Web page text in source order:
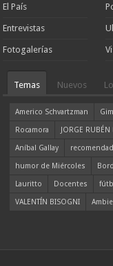
El País
Entrevistas
Fotogalerías
Temas Nuevos
Americo Schvartzman
Rocamora
JORGE RUBÉN
Aníbal Gallay
humor de Miércoles
Lauritto
Docentes
VALENTÍN BISOGNI